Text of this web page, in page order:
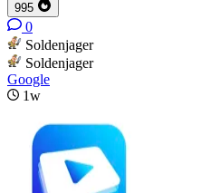
995
0
Soldenjager
Soldenjager
Google
1w